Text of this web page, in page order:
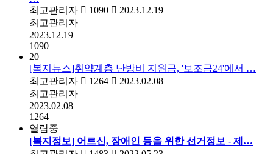
최고관리자
1090
2023.12.19
최고관리자
2023.12.19
1090
20
[복지뉴스]취약계층 난방비 지원금, '보조금24'에서 …
최고관리자
1264
2023.02.08
최고관리자
2023.02.08
1264
열람중
[복지정보] 어르신, 장애인 등을 위한 선거정보 - 제…